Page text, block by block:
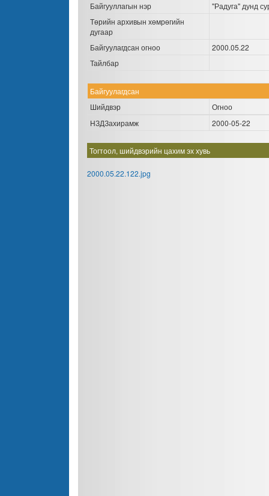
Байгууллагын нэр
"Радуга" дунд
Төрийн архивын хөмрөгийн
дугаар
Байгуулагдсан огноо
2000.05.22
Тайлбар
Байгуулагдсан
Шийдвэр
Огноо
НЗДЗахирамж
2000-05-22
Тогтоол, шийдвэрийн цахим эх хувь
2000.05.22.122.jpg